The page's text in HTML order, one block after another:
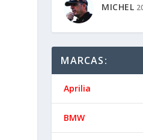
MICHEL
MARCAS:
Aprilia
BMW